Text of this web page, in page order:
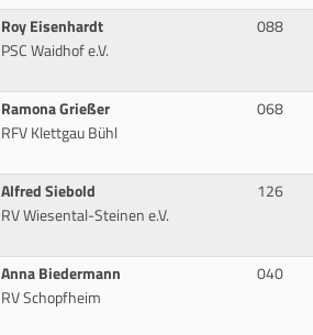
Roy Eisenhardt
PSC Waidhof e.V.
088
Ramona Grießer
RFV Klettgau Bühl
068
Alfred Siebold
RV Wiesental-Steinen e.V.
126
Anna Biedermann
RV Schopfheim
040